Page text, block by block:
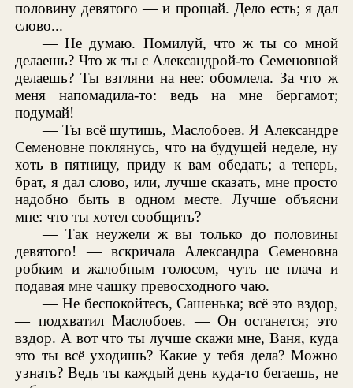
половину девятого — и прощай. Дело есть; я дал
слово...
— Не думаю. Помилуй, что ж ты со мной
делаешь? Что ж ты с Александрой-то Семеновной
делаешь? Ты взгляни на нее: обомлела. За что ж
меня напомадила-то: ведь на мне бергамот;
подумай!
— Ты всё шутишь, Маслобоев. Я Александре
Семеновне поклянусь, что на будущей неделе, ну
хоть в пятницу, приду к вам обедать; а теперь,
брат, я дал слово, или, лучше сказать, мне просто
надобно быть в одном месте. Лучше объясни
мне: что ты хотел сообщить?
— Так неужели ж вы только до половины
девятого! — вскричала Александра Семеновна
робким и жалобным голосом, чуть не плача и
подавая мне чашку превосходного чаю.
— Не беспокойтесь, Сашенька; всё это вздор,
— подхватил Маслобоев. — Он останется; это
вздор. А вот что ты лучше скажи мне, Ваня, куда
это ты всё уходишь? Какие у тебя дела? Можно
узнать? Ведь ты каждый день куда-то бегаешь, не